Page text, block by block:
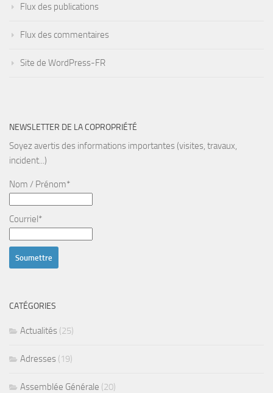
Flux des publications
Flux des commentaires
Site de WordPress-FR
NEWSLETTER DE LA COPROPRIÉTÉ
Soyez avertis des informations importantes (visites, travaux,
incident...)
Nom / Prénom*
Courriel*
CATÉGORIES
Actualités (25)
Adresses (19)
Assemblée Générale (20)